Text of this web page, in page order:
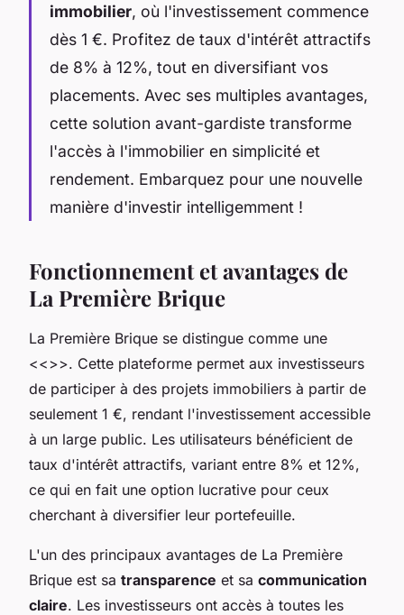
immobilier, où l'investissement commence
dès 1 €. Profitez de taux d'intérêt attractifs
de 8% à 12%, tout en diversifiant vos
placements. Avec ses multiples avantages,
cette solution avant-gardiste transforme
l'accès à l'immobilier en simplicité et
rendement. Embarquez pour une nouvelle
manière d'investir intelligemment !
Fonctionnement et avantages de
La Première Brique
La Première Brique se distingue comme une
<<>>. Cette plateforme permet aux investisseurs
de participer à des projets immobiliers à partir de
seulement 1 €, rendant l'investissement accessible
à un large public. Les utilisateurs bénéficient de
taux d'intérêt attractifs, variant entre 8% et 12%,
ce qui en fait une option lucrative pour ceux
cherchant à diversifier leur portefeuille.
L'un des principaux avantages de La Première
Brique est sa transparence et sa communication
claire. Les investisseurs ont accès à toutes les